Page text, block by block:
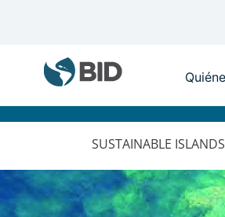
MAIN
SUSTAINABLE